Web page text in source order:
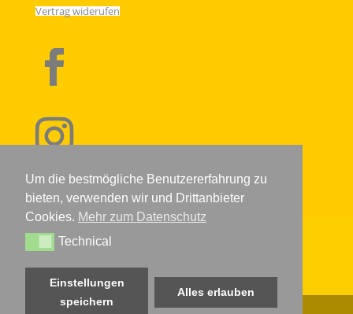
Vertrag widerufen
IMPRESSUM
BIO ZERTIFIKAT
Um die bestmögliche Benutzererfahrung zu
bieten, verwenden wir und Drittanbieter
Cookies. Mehr zum Datenschutz
TechnicalTechnical
Einstellungen
speichern
Alles erlauben